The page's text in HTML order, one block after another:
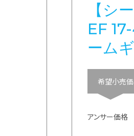
【シ
EF
ーム
希望小売
アンサー価格